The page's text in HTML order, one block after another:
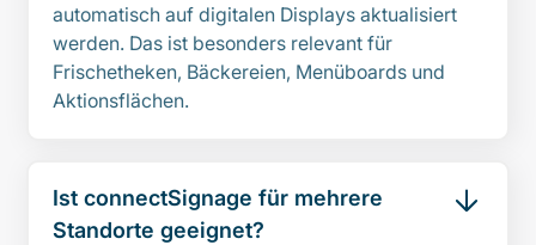
automatisch auf digitalen Displays aktualisiert
werden. Das ist besonders relevant für
Frischetheken, Bäckereien, Menüboards und
Aktionsflächen.
Ist connectSignage für mehrere
Standorte geeignet?